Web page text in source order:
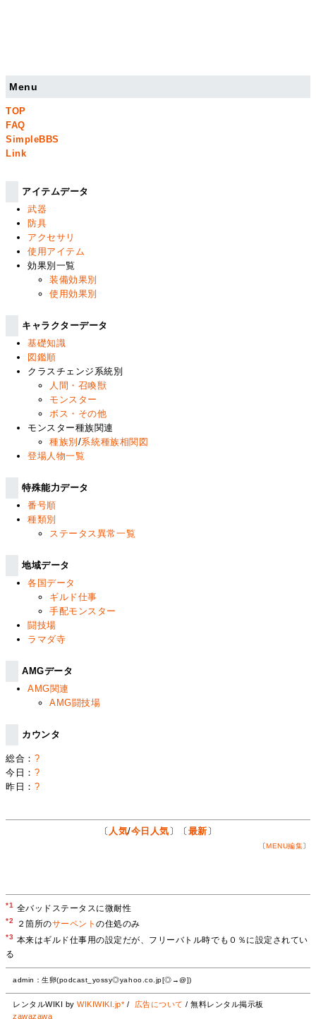
Menu
TOP
FAQ
SimpleBBS
Link
アイテムデータ
武器
防具
アクセサリ
使用アイテム
効果別一覧
装備効果別
使用効果別
キャラクターデータ
基礎知識
図鑑順
クラスチェンジ系統別
人間・召喚獣
モンスター
ボス・その他
モンスター種族関連
種族別 /系統種族相関図
登場人物一覧
特殊能力データ
番号順
種類別
ステータス異常一覧
地域データ
各国データ
ギルド仕事
手配モンスター
闘技場
ラマダ寺
AMGデータ
AMG関連
AMG闘技場
カウンタ
総合： ?
今日： ?
昨日： ?
〔 人気/今日人気 〕〔 最新 〕
〔 MENU編集〕
*1 全バッドステータスに微耐性
*2 ２箇所のサーペントの住処のみ
*3 本来はギルド仕事用の設定だが、フリーバトル時でも０％に設定されてい
る
admin：生卵(podcast_yossy◎yahoo.co.jp[◎→@])
レンタルWIKI byWIKIWIKI.jp* / 広告について / 無料レンタル掲示板
zawazawa